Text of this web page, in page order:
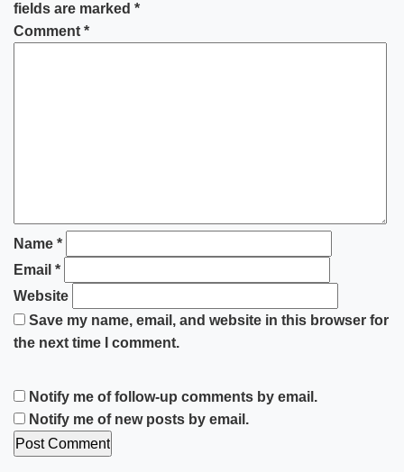
fields are marked *
Comment *
Name *
Email *
Website
Save my name, email, and website in this browser for
the next time I comment.
Notify me of follow-up comments by email.
Notify me of new posts by email.